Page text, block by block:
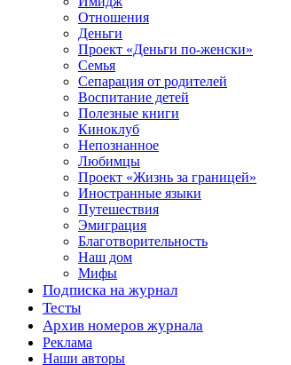
Отношения
Деньги
Проект «Деньги по-женски»
Семья
Сепарация от родителей
Воспитание детей
Полезные книги
Киноклуб
Непознанное
Любимцы
Проект «Жизнь за границей»
Иностранные языки
Путешествия
Эмиграция
Благотворительность
Наш дом
Мифы
Подписка на журнал
Тесты
Архив номеров журнала
Реклама
Наши авторы